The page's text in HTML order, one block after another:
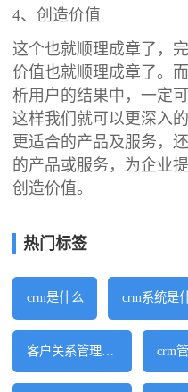
4、创造价值
这个也就顺理成章了，
价值也就顺理成章了。
析用户的结果中，一定
这样我们就可以更深入
更适合的产品及服务，
的产品或服务，为企业
创造价值。
热门标签
crm是什么 crm系统是
客户关系管理软件